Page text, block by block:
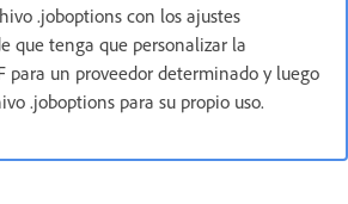
.joboptions con los ajustes
que tenga que personalizar la
para un proveedor determinado y luego
.joboptions para su propio uso.